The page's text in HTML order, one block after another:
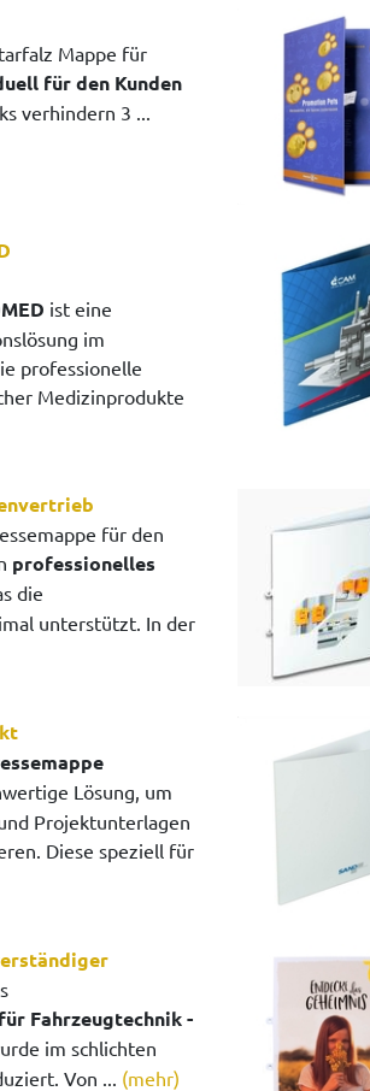
Mappe für
für den Kunden
verhindern 3 ...
ist eine
im
professionelle
Medizinprodukte
für den
professionelles
die
unterstützt. In der
Lösung, um
Projektunterlagen
Diese speziell für
Fahrzeugtechnik -
im schlichten
Von ... (mehr)